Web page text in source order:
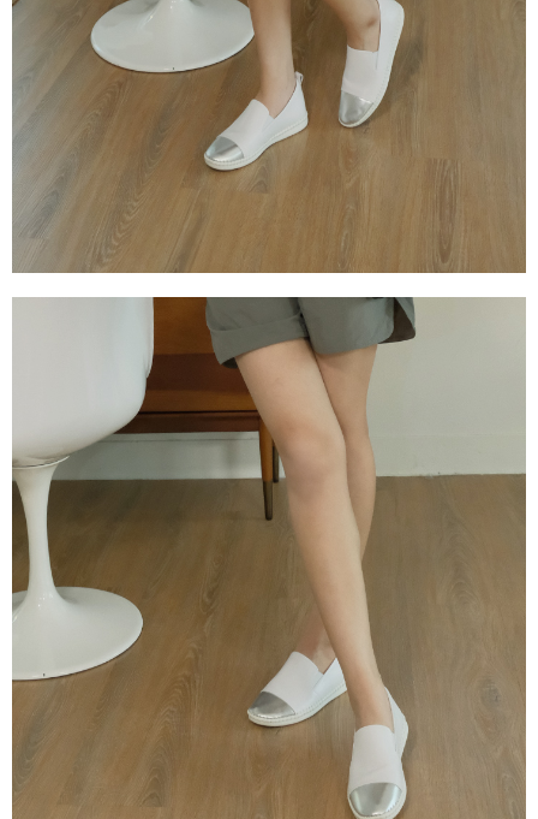
權轉讓予恩沛科技股份有限公司。
２．關於個人資料處理事宜，請瀏覽以下網址：
https://aftee.tw/terms/#terms3
３．未成年的使用者請事先徵得法定代理人或監護人之同意方可使用
「AFTEE先享後付」，若未經同意申辦者引起之損失，本公司不負相關責
４．使用「AFTEE先享後付」時，將依據個別帳號之用戶狀況，依本公司即
時審查核予不同之上限額度；若仍有額度不足之情形，本公司將視審查結果
請求用戶進行身份認證。
５．嚴禁一人註冊多個帳號或使用他人資訊註冊。若發現惡意使用之情形，
恩沛科技股份有限公司將有權停止該用戶之使用額度並採取法律行動。
每筆NT$255